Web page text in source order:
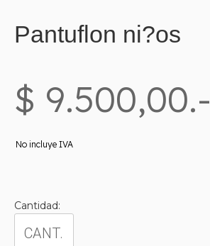
Pantuflon ni?os
$ 9.500,00.-
No incluye IVA
Cantidad: